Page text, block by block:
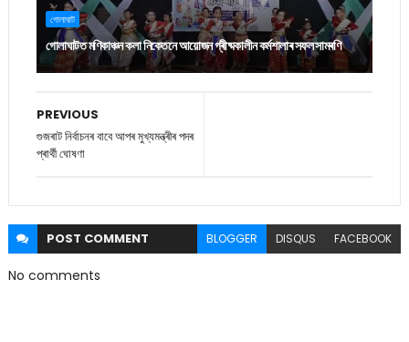
গোলাঘাট
গোলাঘাটত মণিকাঞ্চন কলা নিকেতনে আয়োজন গ্ৰীষ্মকালীন কৰ্মশালাৰ সফল সামৰণি
PREVIOUS
গুজৰাট নিৰ্বাচনৰ বাবে আপৰ মুখ্যমন্ত্ৰীৰ পদৰ
প্ৰাৰ্থী ঘোষণা
POST COMMENT BLOGGER DISQUS FACEBOOK
No comments